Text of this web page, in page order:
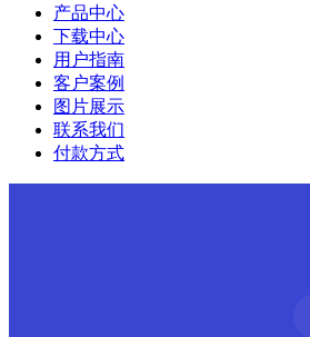
产品中心
下载中心
用户指南
客户案例
图片展示
联系我们
付款方式